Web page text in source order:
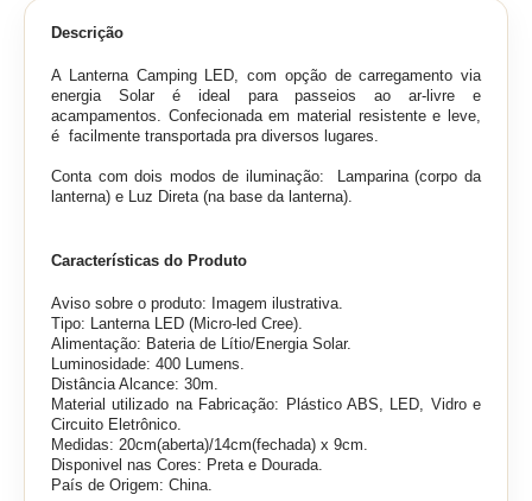
Descrição
A Lanterna Camping LED, com opção de carregamento via
energia Solar é ideal para passeios ao ar-livre e
acampamentos. Confecionada em material resistente e leve,
é facilmente transportada pra diversos lugares.
Conta com dois modos de iluminação: Lamparina (corpo da
lanterna) e Luz Direta (na base da lanterna).
Características do Produto
Aviso sobre o produto: Imagem ilustrativa.
Tipo: Lanterna LED (Micro-led Cree).
Alimentação: Bateria de Lítio/Energia Solar.
Luminosidade: 400 Lumens.
Distância Alcance: 30m.
Material utilizado na Fabricação: Plástico ABS, LED, Vidro e
Circuito Eletrônico.
Medidas: 20cm(aberta)/14cm(fechada) x 9cm.
Disponivel nas Cores: Preta e Dourada.
País de Origem: China.